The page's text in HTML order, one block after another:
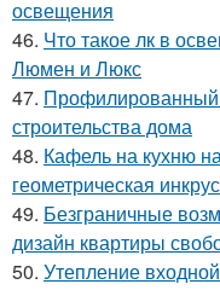
освещения
46. Что такое лк в
Люмен и Люкс
47. Профилированный
строительства дома
48. Кафель на кухню
геометрическая
49. Безграничные
дизайн квартиры
50. Утепление